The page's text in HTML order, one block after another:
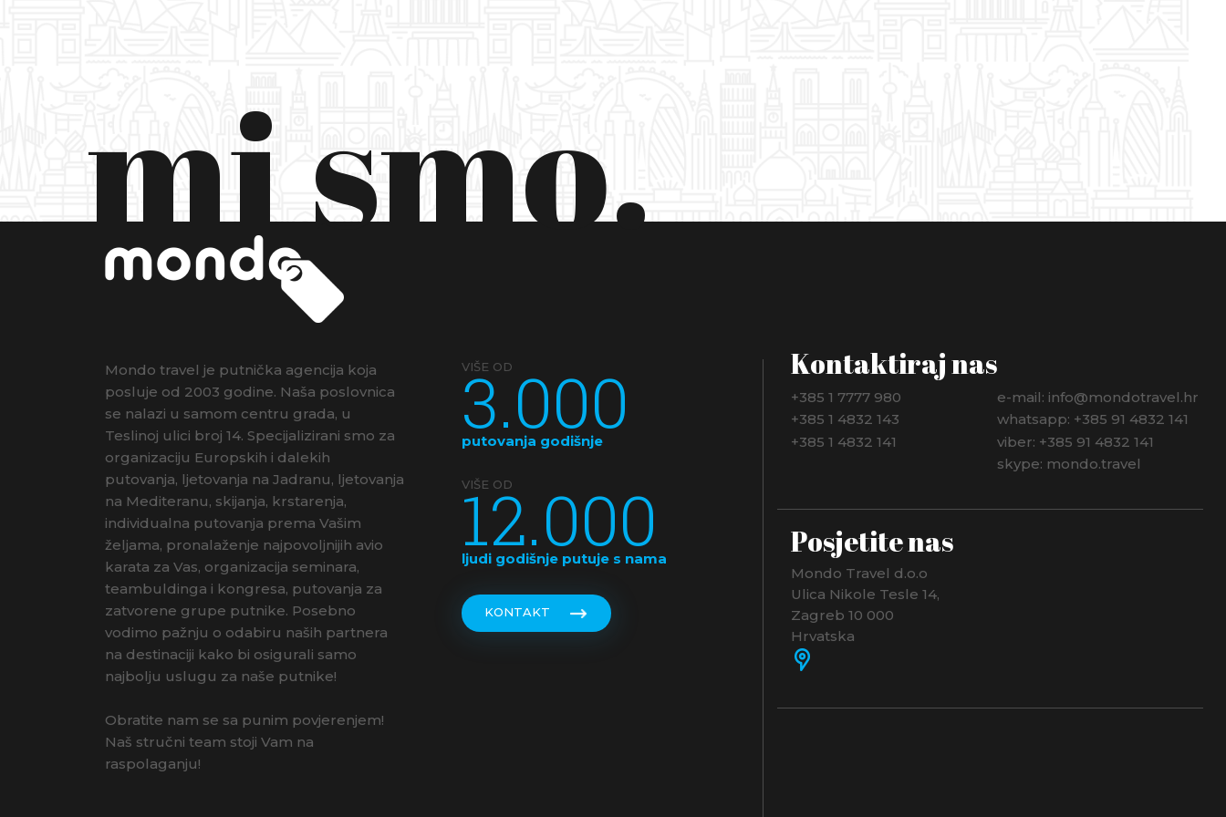
mi smo.
Mondo travel je putnička agencija koja
posluje od 2003 godine. Naša poslovnica
se nalazi u samom centru grada, u
Teslinoj ulici broj 14. Specijalizirani smo za
organizaciju Europskih i dalekih
putovanja, ljetovanja na Jadranu, ljetovanja
na Mediteranu, skijanja, krstarenja,
individualna putovanja prema Vašim
željama, pronalaženje najpovoljnijih avio
karata za Vas, organizacija seminara,
teambuldinga i kongresa, putovanja za
zatvorene grupe putnike. Posebno
vodimo pažnju o odabiru naših partnera
na destinaciji kako bi osigurali samo
najbolju uslugu za naše putnike!
Obratite nam se sa punim povjerenjem!
Naš stručni team stoji Vam na
raspolaganju!
VIŠE OD
3.000
putovanja godišnje
VIŠE OD
12.000
ljudi godišnje putuje s nama
KONTAKT
Kontaktiraj nas
+385 1 7777 980
+385 1 4832 143
+385 1 4832 141
e-mail: info@mondotravel.hr
whatsapp: +385 91 4832 141
viber: +385 91 4832 141
skype: mondo.travel
Posjetite nas
Mondo Travel d.o.o
Ulica Nikole Tesle 14,
Zagreb 10 000
Hrvatska